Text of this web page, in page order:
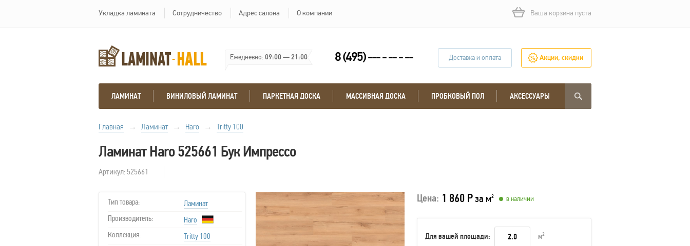
Укладка ламината Сотрудничество Адрес салона О компании Ваша корзина пуста
Ежедневно:09:00—21:00 8 (495) --- - -- - -- Доставка и оплата Акции, скидки
ЛАМИНАТ ВИНИЛОВЫЙ ЛАМИНАТ ПАРКЕТНАЯ ДОСКА МАССИВНАЯ ДОСКА ПРОБКОВЫЙ ПОЛ АКСЕССУАРЫ
Главная → Ламинат → Haro → Tritty 100
Ламинат Haro 525661 Бук Импрессо
Артикул: 525661
Тип товара:
Ламинат
Производитель:
Haro
Коллекция:
Tritty 100
Цена: 1 860 Рза м2 в наличии
Для вашей площади: м2